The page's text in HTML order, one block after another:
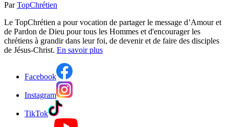
Par TopChrétien
Le TopChrétien a pour vocation de partager le message d’Amour et
de Pardon de Dieu pour tous les Hommes et d'encourager les
chrétiens à grandir dans leur foi, de devenir et de faire des disciples
de Jésus-Christ. En savoir plus
Facebook
Instagram
TikTok